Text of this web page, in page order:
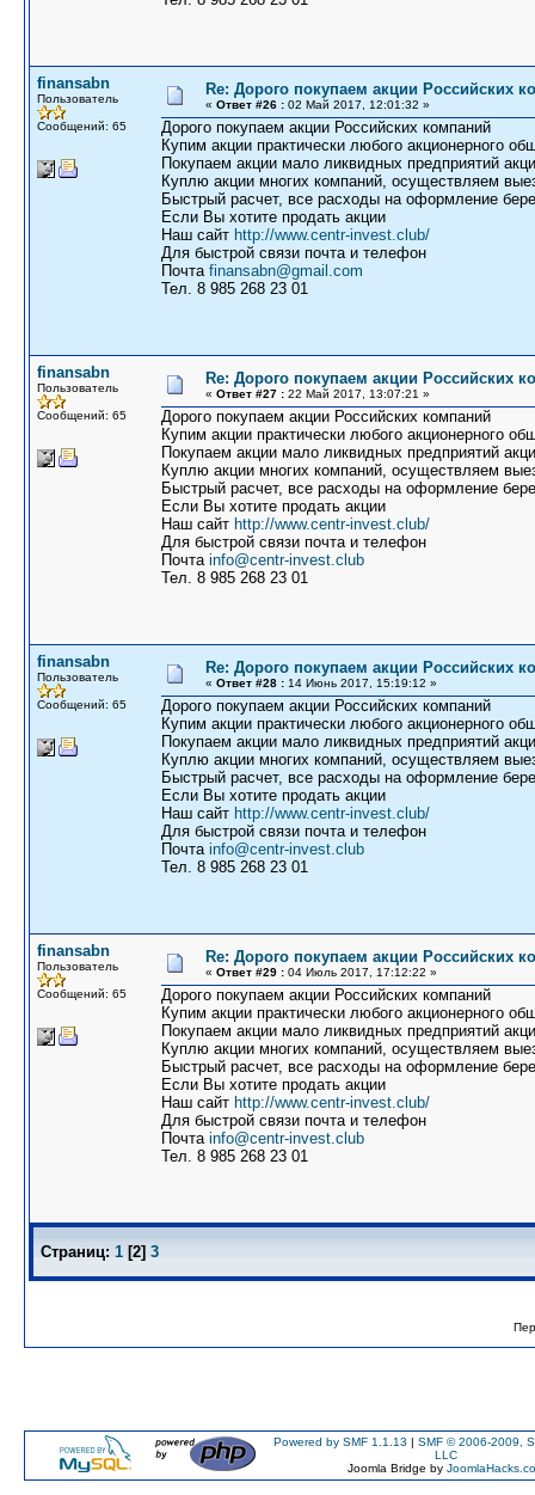
finansabn
Пользователь
Сообщений: 65
Re: Дорого покупаем акции Российских
« Ответ #26 : 02 Май 2017, 12:01:32 »
Дорого покупаем акции Российских компаний
Купим акции практически любого акционерного
Покупаем акции мало ликвидных предприятий
Куплю акции многих компаний, осуществляем
Быстрый расчет, все расходы на оформление
Если Вы хотите продать акции
Наш сайт http://www.centr-invest.club/
Для быстрой связи почта и телефон
Почта finansabn@gmail.com
Тел. 8 985 268 23 01
finansabn
Пользователь
Сообщений: 65
Re: Дорого покупаем акции Российских
« Ответ #27 : 22 Май 2017, 13:07:21 »
Дорого покупаем акции Российских компаний
Купим акции практически любого акционерного
Покупаем акции мало ликвидных предприятий
Куплю акции многих компаний, осуществляем
Быстрый расчет, все расходы на оформление
Если Вы хотите продать акции
Наш сайт http://www.centr-invest.club/
Для быстрой связи почта и телефон
Почта info@centr-invest.club
Тел. 8 985 268 23 01
finansabn
Пользователь
Сообщений: 65
Re: Дорого покупаем акции Российских
« Ответ #28 : 14 Июнь 2017, 15:19:12 »
Дорого покупаем акции Российских компаний
Купим акции практически любого акционерного
Покупаем акции мало ликвидных предприятий
Куплю акции многих компаний, осуществляем
Быстрый расчет, все расходы на оформление
Если Вы хотите продать акции
Наш сайт http://www.centr-invest.club/
Для быстрой связи почта и телефон
Почта info@centr-invest.club
Тел. 8 985 268 23 01
finansabn
Пользователь
Сообщений: 65
Re: Дорого покупаем акции Российских
« Ответ #29 : 04 Июль 2017, 17:12:22 »
Дорого покупаем акции Российских компаний
Купим акции практически любого акционерного
Покупаем акции мало ликвидных предприятий
Куплю акции многих компаний, осуществляем
Быстрый расчет, все расходы на оформление
Если Вы хотите продать акции
Наш сайт http://www.centr-invest.club/
Для быстрой связи почта и телефон
Почта info@centr-invest.club
Тел. 8 985 268 23 01
Страниц: 1 [2] 3
Powered by SMF 1.1.13 | SMF © 2006-2009,
LLC
Joomla Bridge by